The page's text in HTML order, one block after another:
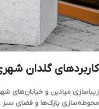
کاربردهای گلدان
زیباسازی میادین و خیابان‌های
محوطه‌سازی پارک‌ها و فضای سبز